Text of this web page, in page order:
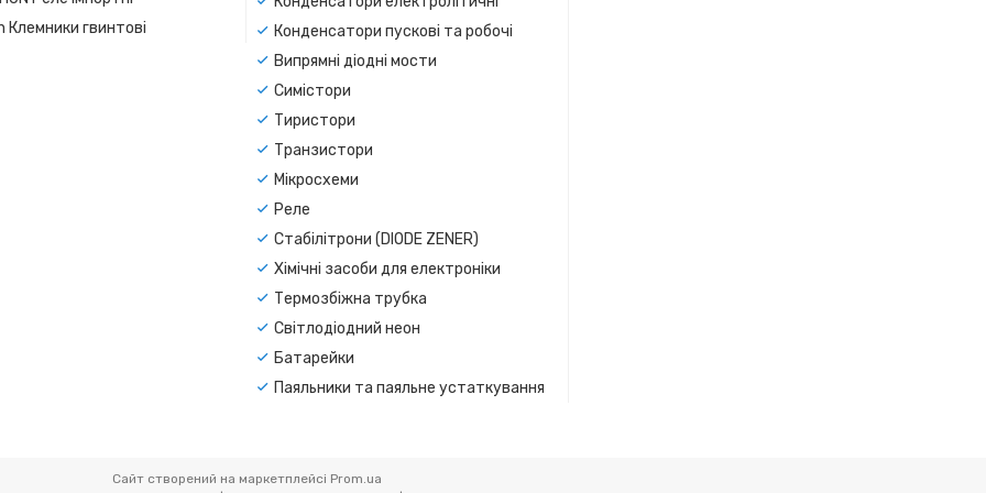
Клемники гвинтові
Конденсатори пускові та робочі
Випрямні діодні мости
Симістори
Тиристори
Транзистори
Мікросхеми
Реле
Стабілітрони (DIODE ZENER)
Хімічні засоби для електроніки
Термозбіжна трубка
Світлодіодний неон
Батарейки
Паяльники та паяльне устаткування
Сайт створений на маркетплейсі Prom.ua